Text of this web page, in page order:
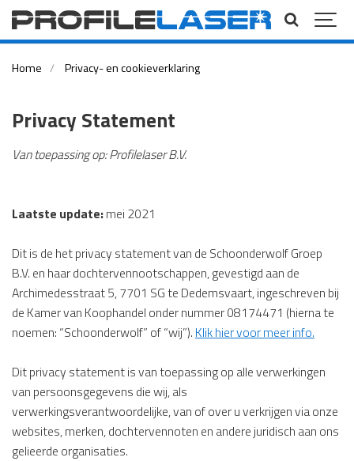
Home Privacy- en cookieverklaring
Privacy Statement
Van toepassing op: Profilelaser B.V.
Laatste update:mei 2021
Dit is de het privacy statement van de Schoonderwolf Groep
B.V. en haar dochtervennootschappen, gevestigd aan de
Archimedesstraat 5, 7701 SG te Dedemsvaart, ingeschreven bij
de Kamer van Koophandel onder nummer 08174471 (hierna te
noemen: “Schoonderwolf” of “wij”). Klik hier voor meer info.
Dit privacy statement is van toepassing op alle verwerkingen
van persoonsgegevens die wij, als
verwerkingsverantwoordelijke, van of over u verkrijgen via onze
websites, merken, dochtervennoten en andere juridisch aan ons
gelieerde organisaties.